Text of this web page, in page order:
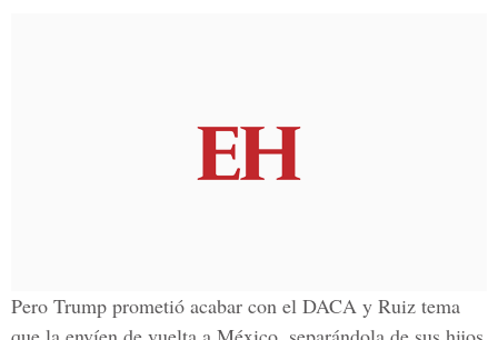
Pero Trump prometió acabar con el DACA y Ruiz tema